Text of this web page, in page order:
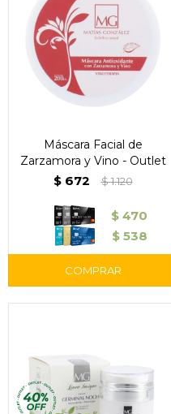
Máscara Facial de
Zarzamora y Vino - Outlet
$ 672 $1.120
$ 470
$ 538